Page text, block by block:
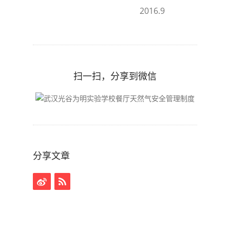
2016.9
扫一扫，分享到微信
分享文章